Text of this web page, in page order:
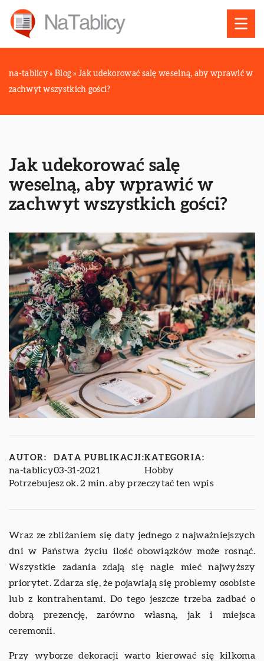
na-tablicy » Blog »Jak udekorować salę weselną, aby wprawić w
zachwyt wszystkich gości?
Jak udekorować salę
weselną, aby wprawić w
zachwyt wszystkich gości?
AUTOR:
na-tablicy
DATA PUBLIKACJI:
03-31-2021
KATEGORIA:
Hobby
Potrzebujesz ok. 2 min. aby przeczytać ten wpis
Wraz ze zbliżaniem się daty jednego z najważniejszych
dni w Państwa życiu ilość obowiązków może rosnąć.
Wszystkie zadania zdają się nagle mieć najwyższy
priorytet. Zdarza się, że pojawiają się problemy osobiste
lub z kontrahentami. Do tego jeszcze trzeba zadbać o
dobrą prezencję, zarówno własną, jak i miejsca
ceremonii.
Przy wyborze dekoracji warto kierować się kilkoma